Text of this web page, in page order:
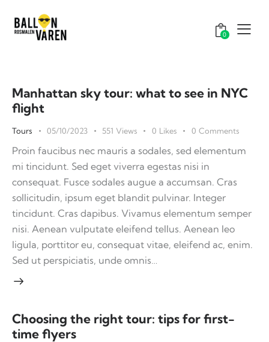
0
Manhattan sky tour: what to see in NYC
flight
Tours 05/10/2023 551 Views 0 Likes 0 Comments
Proin faucibus nec mauris a sodales, sed elementum
mi tincidunt. Sed eget viverra egestas nisi in
consequat. Fusce sodales augue a accumsan. Cras
sollicitudin, ipsum eget blandit pulvinar. Integer
tincidunt. Cras dapibus. Vivamus elementum semper
nisi. Aenean vulputate eleifend tellus. Aenean leo
ligula, porttitor eu, consequat vitae, eleifend ac, enim.
Sed ut perspiciatis, unde omnis…
Choosing the right tour: tips for first-
time flyers